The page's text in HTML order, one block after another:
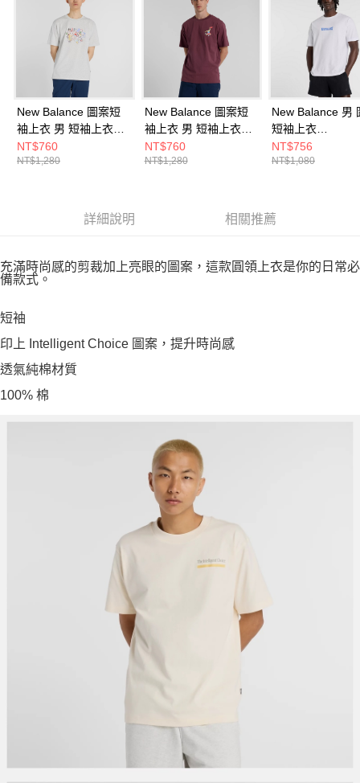
時審查核予不同之上限額度；若仍有額度不足之情形，本公司將視審查結果
請求用戶進行身份認證。
５．嚴禁一人註冊多個帳號或使用他人資訊註冊。若發現惡意使用之情形，
恩沛科技股份有限公司將有權停止該用戶之使用額度並採取法律行動。
New Balance 圖案短
袖上衣 男 短袖上衣
MT53905AHH-F
NT$760
NT$1,280
New Balance 圖案短
袖上衣 男 短袖上衣
MT51934FDP-F
NT$760
NT$1,280
New Balance 男
短袖上衣
MT61B2STWT-F
NT$756
NT$1,080
詳細說明 相關推薦
充滿時尚感的剪裁加上亮眼的圖案，這款圓領上衣是你的日常必
備款式。
短袖
印上 Intelligent Choice 圖案，提升時尚感
透氣純棉材質
100% 棉